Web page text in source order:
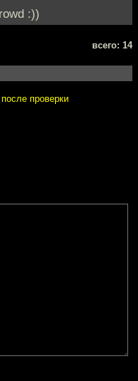
:))
всего: 14
проверки